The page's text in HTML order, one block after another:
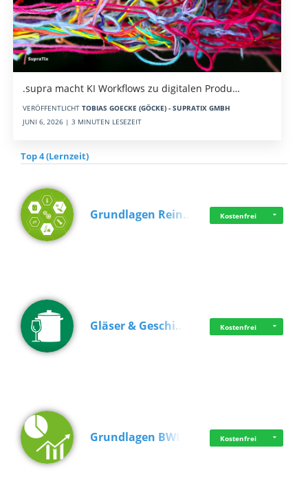
.supra macht KI Workflows zu digitalen Produ…
VERÖFFENTLICHT TOBIAS GOECKE (GÖCKE) - SUPRATIX GMBH
JUNI 6, 2026 | 3 MINUTEN LESEZEIT
Top 4 (Lernzeit)
Grundlagen Rein… Kostenfrei
Gläser & Geschi… Kostenfrei
Grundlagen BWL Kostenfrei